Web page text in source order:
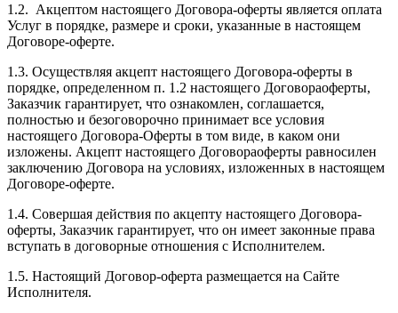
1.2. Акцептом настоящего Договора-оферты является оплата
Услуг в порядке, размере и сроки, указанные в настоящем
Договоре-оферте.
1.3. Осуществляя акцепт настоящего Договора-оферты в
порядке, определенном п. 1.2 настоящего Договораоферты,
Заказчик гарантирует, что ознакомлен, соглашается,
полностью и безоговорочно принимает все условия
настоящего Договора-Оферты в том виде, в каком они
изложены. Акцепт настоящего Договораоферты равносилен
заключению Договора на условиях, изложенных в настоящем
Договоре-оферте.
1.4. Совершая действия по акцепту настоящего Договора-
оферты, Заказчик гарантирует, что он имеет законные права
вступать в договорные отношения с Исполнителем.
1.5. Настоящий Договор-оферта размещается на Сайте
Исполнителя.